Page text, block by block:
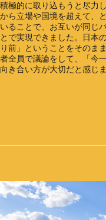
積極的に取り込もうと尽力
から立場や国境を超えて、
いることで、お互いが同じ
とで実現できました。日本
り前」ということをそのま
者全員で議論をして、「今
向き合い方が大切だと感じ